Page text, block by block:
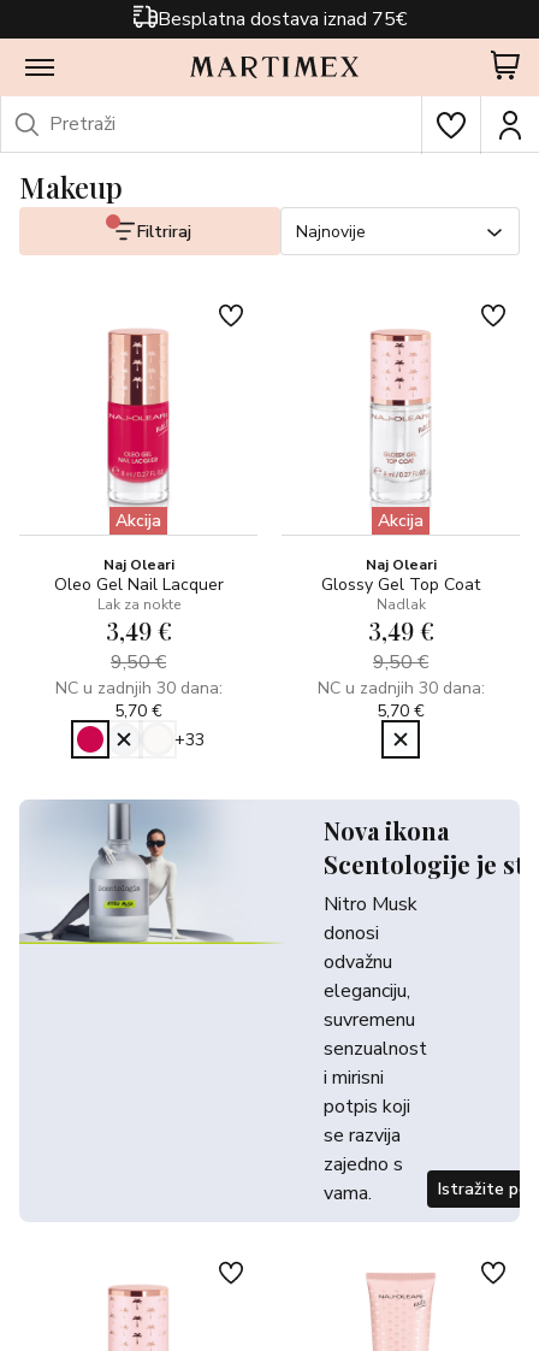
Besplatna dostava iznad 75€
Makeup
Filtriraj Najnovije
Akcija
Naj Oleari
Oleo Gel Nail Lacquer
Lak za nokte
3,49 €
9,50 €
NC u zadnjih 30 dana:
5,70 €
+33
Akcija
Naj Oleari
Glossy Gel Top Coat
Nadlak
3,49 €
9,50 €
NC u zadnjih 30 dana:
5,70 €
Nova ikona
Scentologije je
Nitro Musk
donosi
odvažnu
eleganciju,
suvremenu
senzualnost
i mirisni
potpis koji
se razvija
zajedno s
vama.
Istražite